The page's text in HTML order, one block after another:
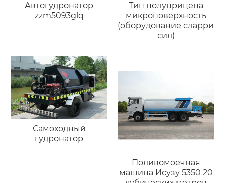
Автогудронатор
zzm5093glq
Тип полуприцепа
микроповерхность
(оборудование сларри
сил)
Самоходный
гудронатор
Поливомоечная
машина Исузу 5350 20